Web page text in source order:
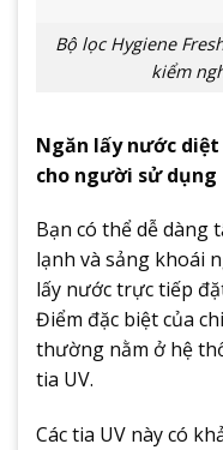
Bộ lọc Hygiene
kiểm
Ngăn lấy nước
cho người sử dụng
Bạn có thể dễ
lạnh và sảng khoái
lấy nước trực tiếp
Điểm đặc biệt của
thường nằm ở hệ
tia UV.
Các tia UV này có